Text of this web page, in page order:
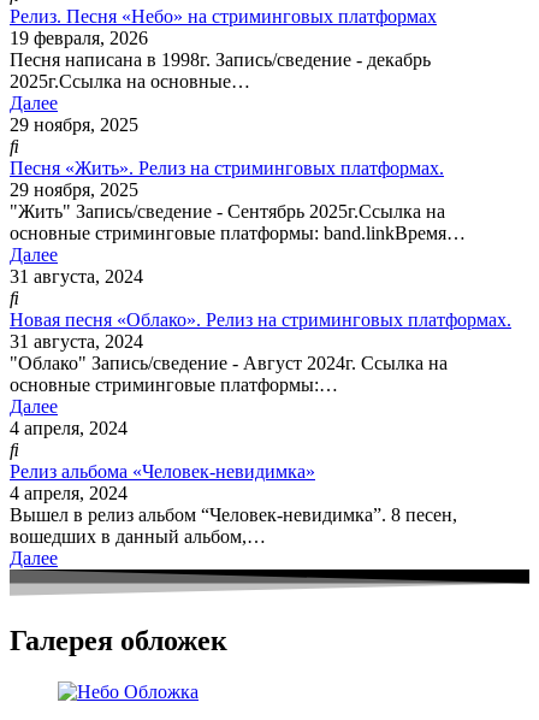
Релиз. Песня «Небо» на стриминговых платформах
19 февраля, 2026
Песня написана в 1998г. Запись/сведение - декабрь
2025г.Ссылка на основные…
Далее
29 ноября, 2025
Песня «Жить». Релиз на стриминговых платформах.
29 ноября, 2025
"Жить" Запись/сведение - Сентябрь 2025г.Ссылка на
основные стриминговые платформы: band.linkВремя…
Далее
31 августа, 2024
Новая песня «Облако». Релиз на стриминговых платформах.
31 августа, 2024
"Облако" Запись/сведение - Август 2024г. Ссылка на
основные стриминговые платформы:…
Далее
4 апреля, 2024
Релиз альбома «Человек-невидимка»
4 апреля, 2024
Вышел в релиз альбом “Человек-невидимка”. 8 песен,
вошедших в данный альбом,…
Далее
Галерея обложек